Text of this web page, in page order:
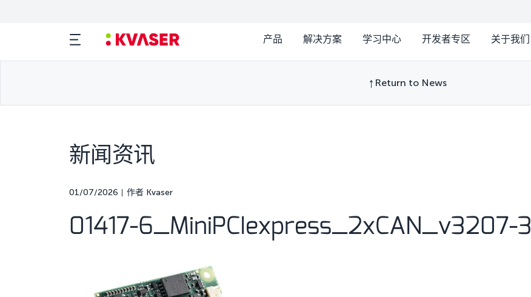
产品 解决方案 学习中心 开发者专区 关于我们
Return to News
新闻资讯
01/07/2026 作者 Kvaser
01417-6_MiniPCIexpress_2xCAN_v3207-3